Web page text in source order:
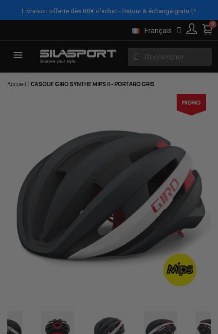
Livraison offerte dès 80€ d’achat - Retour & échange gratuit*
Français
Accueil CASQUE GIRO SYNTHE MIPS II - PORTARO GRIS